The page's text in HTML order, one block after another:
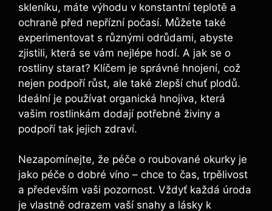
‌skleníku, máte výhodu v konstantní teplotě a
ochraně před nepřízní počasí. Můžete také
experimentovat s různými⁤ odrůdami, abyste
zjistili, která se vám nejlépe hodí. ⁢A jak se o
rostliny starat?‍ Klíčem je správné hnojení, což
nejen podpoří růst, ale také‌ zlepší chuť plodů.
Ideální je používat organická hnojiva, která
vašim​ rostlinkám dodají potřebné‍ živiny a
podpoří tak jejich zdraví.
Nezapomínejte, že péče o roubované okurky je
jako péče o dobré víno – chce to čas, trpělivost
a ⁣především vaši pozornost. ⁢Vždyť každá úroda
je vlastně odrazem vaší snahy a‌ lásky k